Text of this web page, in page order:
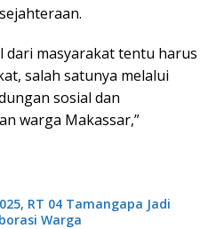
dari masyarakat tentu harus
salah satunya melalui
sosial dan
warga Makassar,”
RT 04 Tamangapa Jadi
Warga